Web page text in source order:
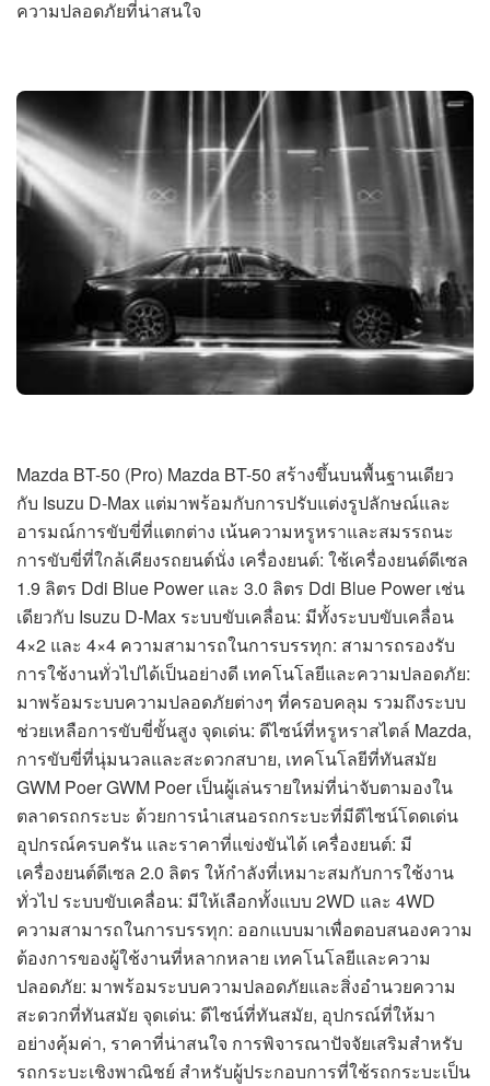
ความปลอดภัยที่น่าสนใจ
Mazda BT-50 (Pro) Mazda BT-50 สร้างขึ้นบนพื้นฐานเดียว
กับ Isuzu D-Max แต่มาพร้อมกับการปรับแต่งรูปลักษณ์และ
อารมณ์การขับขี่ที่แตกต่าง เน้นความหรูหราและสมรรถนะ
การขับขี่ที่ใกล้เคียงรถยนต์นั่ง เครื่องยนต์: ใช้เครื่องยนต์ดีเซล
1.9 ลิตร Ddi Blue Power และ 3.0 ลิตร Ddi Blue Power เช่น
เดียวกับ Isuzu D-Max ระบบขับเคลื่อน: มีทั้งระบบขับเคลื่อน
4×2 และ 4×4 ความสามารถในการบรรทุก: สามารถรองรับ
การใช้งานทั่วไปได้เป็นอย่างดี เทคโนโลยีและความปลอดภัย:
มาพร้อมระบบความปลอดภัยต่างๆ ที่ครอบคลุม รวมถึงระบบ
ช่วยเหลือการขับขี่ขั้นสูง จุดเด่น: ดีไซน์ที่หรูหราสไตล์ Mazda,
การขับขี่ที่นุ่มนวลและสะดวกสบาย, เทคโนโลยีที่ทันสมัย
GWM Poer GWM Poer เป็นผู้เล่นรายใหม่ที่น่าจับตามองใน
ตลาดรถกระบะ ด้วยการนำเสนอรถกระบะที่มีดีไซน์โดดเด่น
อุปกรณ์ครบครัน และราคาที่แข่งขันได้ เครื่องยนต์: มี
เครื่องยนต์ดีเซล 2.0 ลิตร ให้กำลังที่เหมาะสมกับการใช้งาน
ทั่วไป ระบบขับเคลื่อน: มีให้เลือกทั้งแบบ 2WD และ 4WD
ความสามารถในการบรรทุก: ออกแบบมาเพื่อตอบสนองความ
ต้องการของผู้ใช้งานที่หลากหลาย เทคโนโลยีและความ
ปลอดภัย: มาพร้อมระบบความปลอดภัยและสิ่งอำนวยความ
สะดวกที่ทันสมัย จุดเด่น: ดีไซน์ที่ทันสมัย, อุปกรณ์ที่ให้มา
อย่างคุ้มค่า, ราคาที่น่าสนใจ การพิจารณาปัจจัยเสริมสำหรับ
รถกระบะเชิงพาณิชย์ สำหรับผู้ประกอบการที่ใช้รถกระบะเป็น